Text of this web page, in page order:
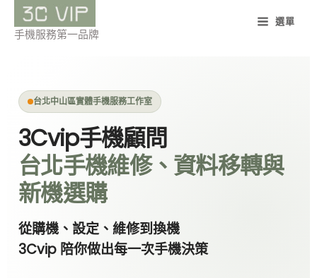
手機服務第一品牌
選單
台北中山區實體手機服務工作室
3Cvip手機顧問
台北手機維修、資料移轉與
新機選購
從購機、設定、維修到換機
3Cvip 陪你做出每一次手機決策